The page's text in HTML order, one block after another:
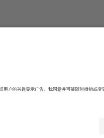
Cuauhtémoc, 06700 Ciudad
点、活动和/或领域而有所不